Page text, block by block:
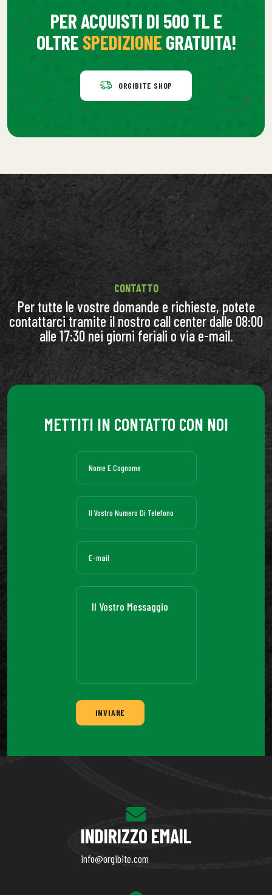
PER ACQUISTI DI 500 TL E
OLTRESPEDIZIONE GRATUITA!
ORGIBITE SHOP
CONTATTO
Per tutte le vostre domande e richieste, potete
contattarci tramite il nostro call center dalle 08:00
alle 17:30 nei giorni feriali o via e-mail.
METTITI IN CONTATTO CON NOI
INVIARE
INDIRIZZO EMAIL
info@orgibite.com